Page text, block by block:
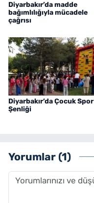
Diyarbakır’da madde
bağımlılığıyla mücadele
çağrısı
Diyarbakır’da Çocuk Spor
Şenliği
Yorumlar (1)